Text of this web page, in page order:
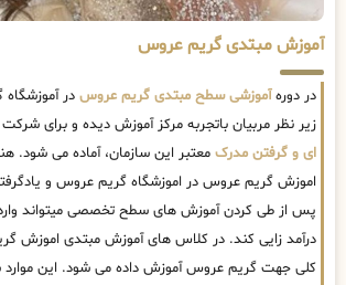
آموزش مبتدی گریم عروس
در دورهآموزشی سطح مبتدی گریم عروس در
زیر نظر مربیان باتجربه مرکز آموزش دیده و برای
ای و گرفتن مدرک معتبر این سازمان، آماده می شود.
اموزش گریم عروس در اموزشگاه گریم عروس و
پس از طی کردن آموزش های سطح تخصصی میتواند وارد
درآمد زایی کند. در کلاس های آموزش مبتدی اموزش
کلی جهت گریم عروس آموزش داده می شود. این موارد